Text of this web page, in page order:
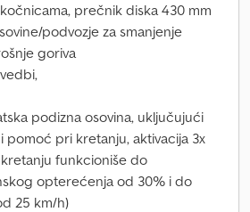
prečnik diska 430 mm
podvozje za smanjenje
goriva
podizna osovina, uključujući
pomoć pri kretanju, aktivacija 3x
funkcioniše do
opterećenja od 30% i do
25 km/h)